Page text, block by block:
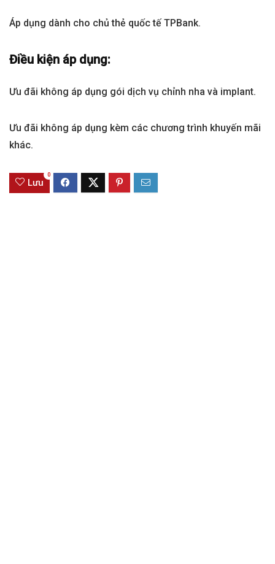
Áp dụng dành cho chủ thẻ quốc tế TPBank.
Điều kiện áp dụng:
Ưu đãi không áp dụng gói dịch vụ chỉnh nha và implant.
Ưu đãi không áp dụng kèm các chương trình khuyến mãi
khác.
Lưu
0